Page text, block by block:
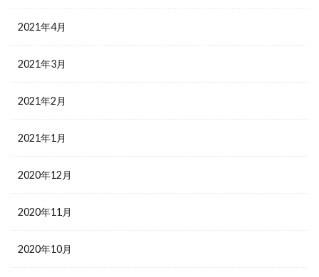
2021年4月
2021年3月
2021年2月
2021年1月
2020年12月
2020年11月
2020年10月